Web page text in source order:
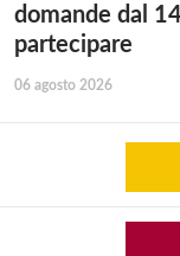
domande dal
partecipare
06 agosto 2026